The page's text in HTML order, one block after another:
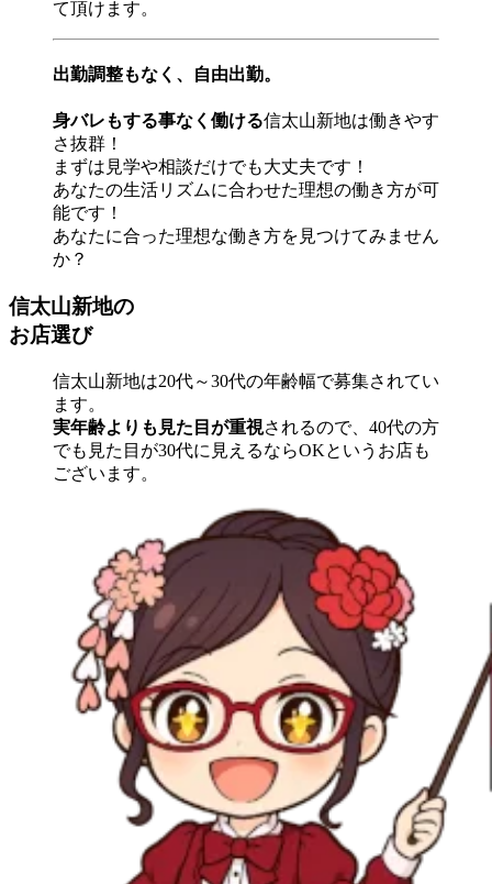
て頂けます。
出勤調整もなく、自由出勤。
身バレもする事なく働ける信太山新地は働きやす
さ抜群！
まずは見学や相談だけでも大丈夫です！
あなたの生活リズムに合わせた理想の働き方が可
能です！
あなたに合った理想な働き方を見つけてみません
か？
信太山新地の
お店選び
信太山新地は20代～30代の年齢幅で募集されてい
ます。
実年齢よりも見た目が重視されるので、40代の方
でも見た目が30代に見えるならOKというお店も
ございます。